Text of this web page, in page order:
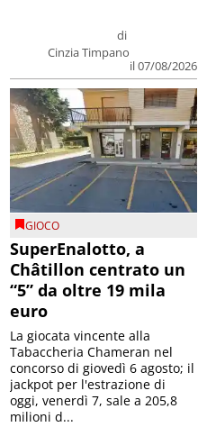
di
Cinzia Timpano
il 07/08/2026
GIOCO
SuperEnalotto, a
Châtillon centrato un
“5” da oltre 19 mila
euro
La giocata vincente alla
Tabaccheria Chameran nel
concorso di giovedì 6 agosto; il
jackpot per l'estrazione di
oggi, venerdì 7, sale a 205,8
milioni d...